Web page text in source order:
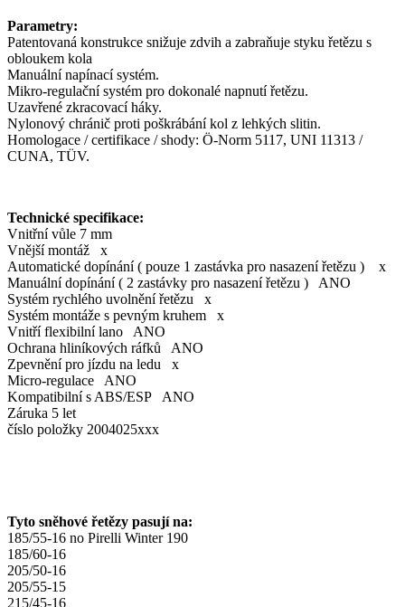
Parametry:
Patentovaná konstrukce snižuje zdvih a zabraňuje styku řetězu s
obloukem kola
Manuální napínací systém.
Mikro-regulační systém pro dokonalé napnutí řetězu.
Uzavřené zkracovací háky.
Nylonový chránič proti poškrábání kol z lehkých slitin.
Homologace / certifikace / shody: Ö-Norm 5117, UNI 11313 /
CUNA, TÜV.
Technické specifikace:
Vnitřní vůle 7 mm
Vnější montáž x
Automatické dopínání ( pouze 1 zastávka pro nasazení řetězu ) x
Manuální dopínání ( 2 zastávky pro nasazení řetězu ) ANO
Systém rychlého uvolnění řetězu x
Systém montáže s pevným kruhem x
Vnitří flexibilní lano ANO
Ochrana hliníkových ráfků ANO
Zpevnění pro jízdu na ledu x
Micro-regulace ANO
Kompatibilní s ABS/ESP ANO
Záruka 5 let
číslo položky 2004025xxx
Tyto sněhové řetězy pasují na:
185/55-16 no Pirelli Winter 190
185/60-16
205/50-16
205/55-15
215/45-16